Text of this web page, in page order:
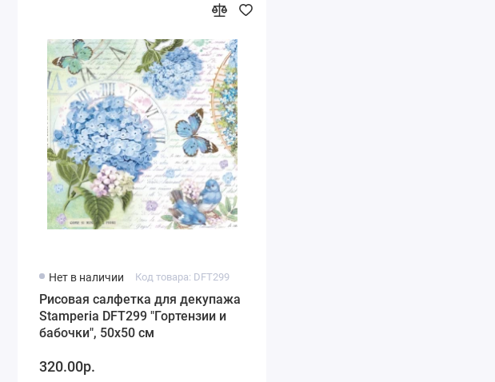
Нет в наличии Код товара: DFT299
Рисовая салфетка для декупажа
Stamperia DFT299 "Гортензии и
бабочки", 50х50 см
320.00р.